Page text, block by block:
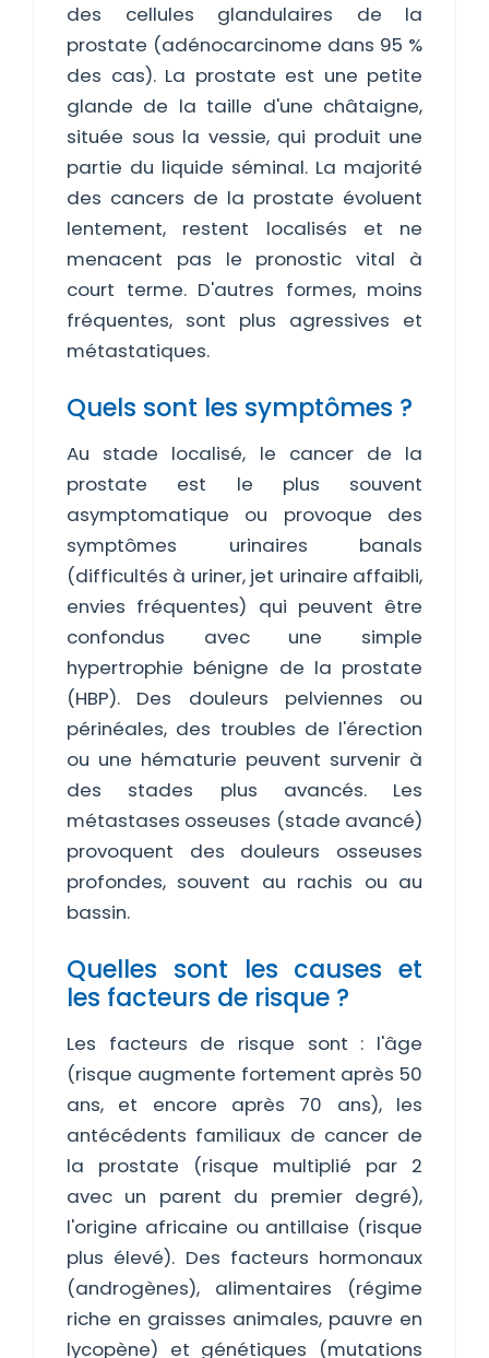
des cellules glandulaires de la
prostate (adénocarcinome dans 95 %
des cas). La prostate est une petite
glande de la taille d'une châtaigne,
située sous la vessie, qui produit une
partie du liquide séminal. La majorité
des cancers de la prostate évoluent
lentement, restent localisés et ne
menacent pas le pronostic vital à
court terme. D'autres formes, moins
fréquentes, sont plus agressives et
métastatiques.
Quels sont les symptômes ?
Au stade localisé, le cancer de la
prostate est le plus souvent
asymptomatique ou provoque des
symptômes urinaires banals
(difficultés à uriner, jet urinaire affaibli,
envies fréquentes) qui peuvent être
confondus avec une simple
hypertrophie bénigne de la prostate
(HBP). Des douleurs pelviennes ou
périnéales, des troubles de l'érection
ou une hématurie peuvent survenir à
des stades plus avancés. Les
métastases osseuses (stade avancé)
provoquent des douleurs osseuses
profondes, souvent au rachis ou au
bassin.
Quelles sont les causes et
les facteurs de risque ?
Les facteurs de risque sont : l'âge
(risque augmente fortement après 50
ans, et encore après 70 ans), les
antécédents familiaux de cancer de
la prostate (risque multiplié par 2
avec un parent du premier degré),
l'origine africaine ou antillaise (risque
plus élevé). Des facteurs hormonaux
(androgènes), alimentaires (régime
riche en graisses animales, pauvre en
lycopène) et génétiques (mutations